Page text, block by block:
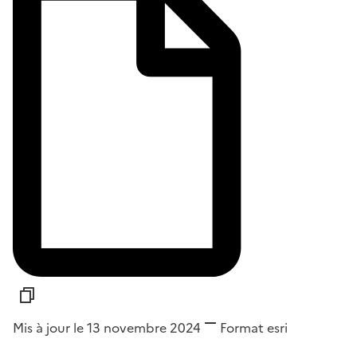
Mis à jour le 13 novembre 2024 Format esri